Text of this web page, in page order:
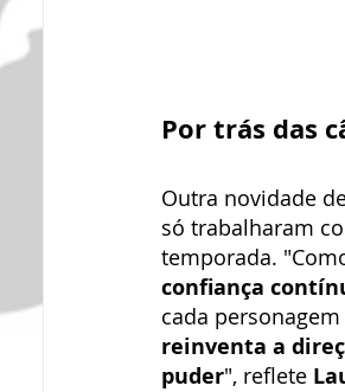
Por trás das
Outra novidade
só trabalharam
temporada.
confiança
cada
reinventa a
puder", reflete